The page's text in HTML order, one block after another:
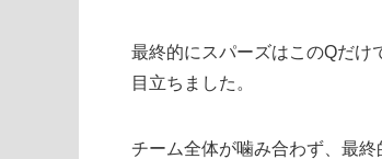
最終的にスパーズはこのQだけ
目立ちました。
チーム全体が噛み合わず、最終